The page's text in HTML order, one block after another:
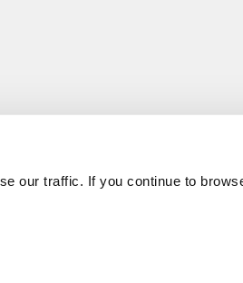
our traffic. If you continue to